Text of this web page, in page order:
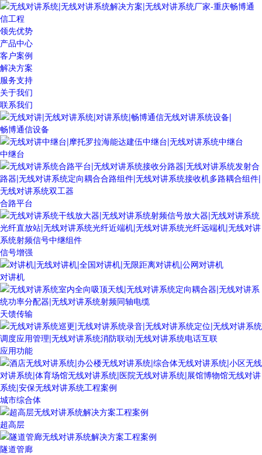
领先优势
产品中心
客户案例
解决方案
服务支持
关于我们
联系我们
畅博通信设备
中继台
合路平台
信号增强
对讲机
天馈传输
应用功能
城市综合体
超高层
隧道管廊